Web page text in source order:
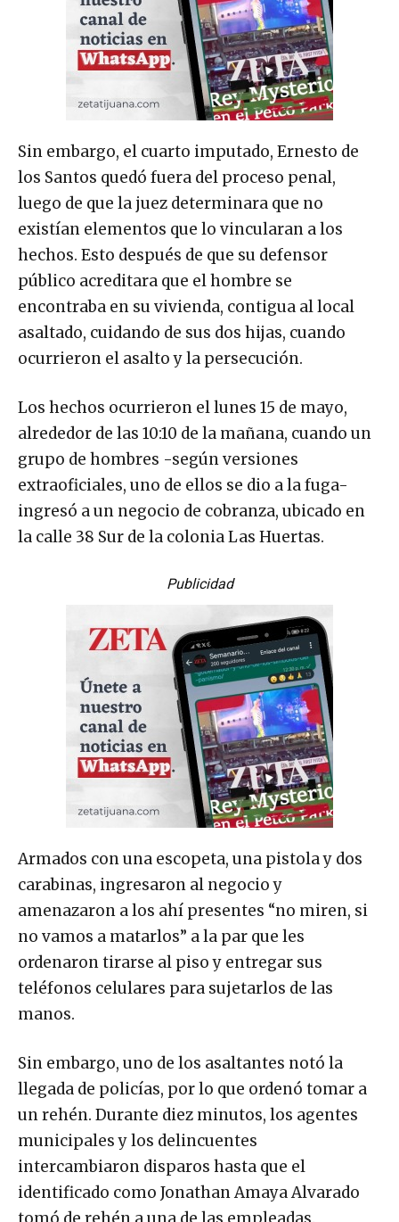
Sin embargo, el cuarto imputado, Ernesto de
los Santos quedó fuera del proceso penal,
luego de que la juez determinara que no
existían elementos que lo vincularan a los
hechos. Esto después de que su defensor
público acreditara que el hombre se
encontraba en su vivienda, contigua al local
asaltado, cuidando de sus dos hijas, cuando
ocurrieron el asalto y la persecución.
Los hechos ocurrieron el lunes 15 de mayo,
alrededor de las 10:10 de la mañana, cuando un
grupo de hombres -según versiones
extraoficiales, uno de ellos se dio a la fuga-
ingresó a un negocio de cobranza, ubicado en
la calle 38 Sur de la colonia Las Huertas.
Publicidad
Armados con una escopeta, una pistola y dos
carabinas, ingresaron al negocio y
amenazaron a los ahí presentes “no miren, si
no vamos a matarlos” a la par que les
ordenaron tirarse al piso y entregar sus
teléfonos celulares para sujetarlos de las
manos.
Sin embargo, uno de los asaltantes notó la
llegada de policías, por lo que ordenó tomar a
un rehén. Durante diez minutos, los agentes
municipales y los delincuentes
intercambiaron disparos hasta que el
identificado como Jonathan Amaya Alvarado